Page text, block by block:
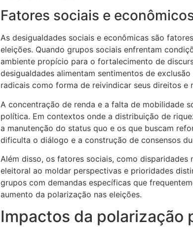
Fatores sociais e
As desigualdades sociais e econômicas são
eleições. Quando grupos sociais enfrentam
ambiente propício para o fortalecimento de
desigualdades alimentam sentimentos de
radicais como forma de reivindicar seus direitos e
A concentração de renda e a falta de mobilidade
política. Em contextos onde a distribuição de
a manutenção do status quo e os que buscam
dificulta o diálogo e a construção de consensos
Além disso, os fatores sociais, como
eleitoral ao moldar perspectivas e prioridades
grupos com demandas específicas que
aumento da polarização nas eleições.
Impactos da polarização